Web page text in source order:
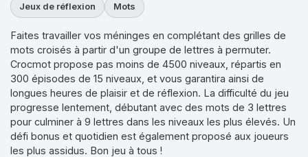
Jeux de réflexion Mots
Faites travailler vos méninges en complétant des grilles de
mots croisés à partir d'un groupe de lettres à permuter.
Crocmot propose pas moins de 4500 niveaux, répartis en
300 épisodes de 15 niveaux, et vous garantira ainsi de
longues heures de plaisir et de réflexion. La difficulté du jeu
progresse lentement, débutant avec des mots de 3 lettres
pour culminer à 9 lettres dans les niveaux les plus élevés. Un
défi bonus et quotidien est également proposé aux joueurs
les plus assidus. Bon jeu à tous !